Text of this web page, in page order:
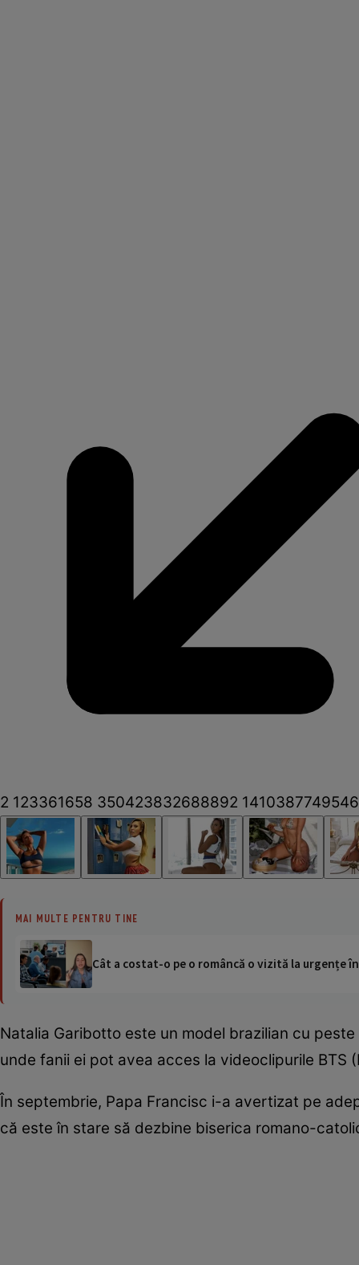
2 123361658 350423832688892
MAI MULTE PENTRU TINE
Cât a costat-o pe o româncă o vizită la urgențe
Natalia Garibotto este un model brazilian cu
unde fanii ei pot avea acces la videoclipurile BTS
În septembrie, Papa Francisc i-a avertizat pe
că este în stare să dezbine biserica romano-